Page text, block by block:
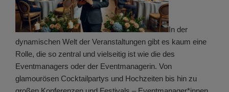
In der
dynamischen Welt der Veranstaltungen gibt es kaum eine
Rolle, die so zentral und vielseitig ist wie die des
Eventmanagers oder der Eventmanagerin. Von
glamourösen Cocktailpartys und Hochzeiten bis hin zu